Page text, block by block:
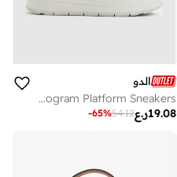
الدو
WHALLIAN Monogram Platform Sneakers
ر.ع19.08
54.12
-65%